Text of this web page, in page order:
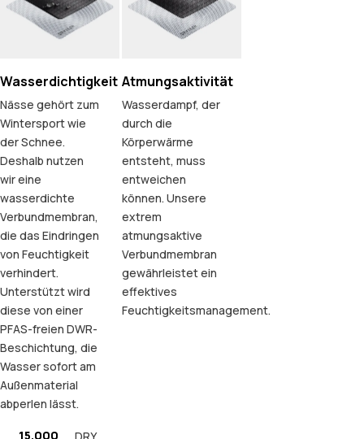
Wasserdichtigkeit
Nässe gehört zum
Wintersport wie
der Schnee.
Deshalb nutzen
wir eine
wasserdichte
Verbundmembran,
die das Eindringen
von Feuchtigkeit
verhindert.
Unterstützt wird
diese von einer
PFAS-freien DWR-
Beschichtung, die
Wasser sofort am
Außenmaterial
abperlen lässt.
15.000
Atmungsaktivität
Wasserdampf, der
durch die
Körperwärme
entsteht, muss
entweichen
können. Unsere
extrem
atmungsaktive
Verbundmembran
gewährleistet ein
effektives
Feuchtigkeitsmanagement.